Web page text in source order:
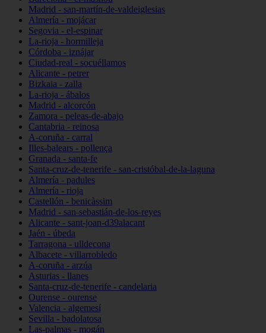
Madrid - san-martín-de-valdeiglesias
Almería - mojácar
Segovia - el-espinar
La-rioja - hormilleja
Córdoba - iznájar
Ciudad-real - socuéllamos
Alicante - petrer
Bizkaia - zalla
La-rioja - ábalos
Madrid - alcorcón
Zamora - peleas-de-abajo
Cantabria - reinosa
A-coruña - carral
Illes-balears - pollença
Granada - santa-fe
Santa-cruz-de-tenerife - san-cristóbal-de-la-laguna
Almería - padules
Almería - rioja
Castellón - benicàssim
Madrid - san-sebastián-de-los-reyes
Alicante - sant-joan-d39alacant
Jaén - úbeda
Tarragona - ulldecona
Albacete - villarrobledo
A-coruña - arzúa
Asturias - llanes
Santa-cruz-de-tenerife - candelaria
Ourense - ourense
Valencia - algemesí
Sevilla - badolatosa
Las-palmas - mogán